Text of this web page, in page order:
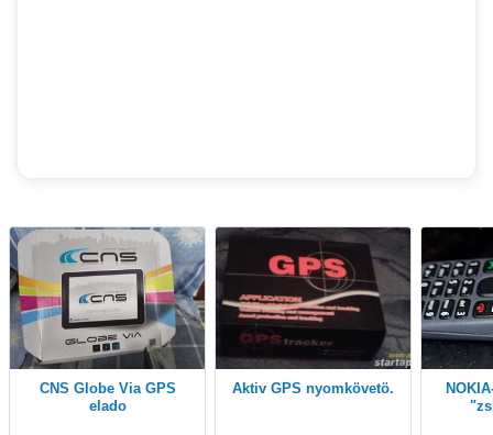
CNS Globe Via GPS
elado
aktiv GPS nyomkövetö.
NOKIA-100 NOS gyári